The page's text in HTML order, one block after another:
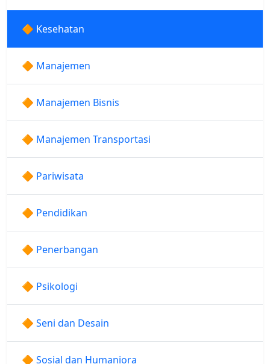
🔶 Kesehatan
🔶 Manajemen
🔶 Manajemen Bisnis
🔶 Manajemen Transportasi
🔶 Pariwisata
🔶 Pendidikan
🔶 Penerbangan
🔶 Psikologi
🔶 Seni dan Desain
🔶 Sosial dan Humaniora